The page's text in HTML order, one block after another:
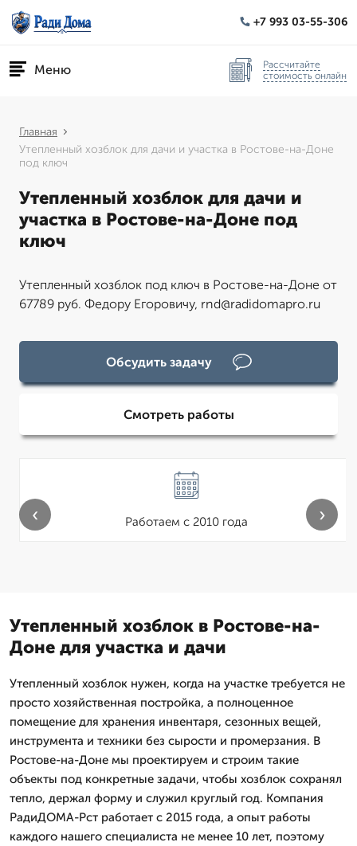
+7 993 03-55-306
Меню
Рассчитайте
стоимость онлайн
Главная
Утепленный хозблок для дачи и участка в Ростове-на-Доне
под ключ
Утепленный хозблок для дачи и
участка в Ростове-на-Доне под
ключ
Утепленный хозблок под ключ в Ростове-на-Доне от
67789 руб. Федору Егоровичу, rnd@radidomapro.ru
Обсудить задачу
Смотреть работы
Работаем с 2010 года
‹ ›
Утепленный хозблок в Ростове-на-
Доне для участка и дачи
Утепленный хозблок нужен, когда на участке требуется не
просто хозяйственная постройка, а полноценное
помещение для хранения инвентаря, сезонных вещей,
инструмента и техники без сырости и промерзания. В
Ростове-на-Доне мы проектируем и строим такие
объекты под конкретные задачи, чтобы хозблок сохранял
тепло, держал форму и служил круглый год. Компания
РадиДОМА-Рст работает с 2015 года, а опыт работы
каждого нашего специалиста не менее 10 лет, поэтому